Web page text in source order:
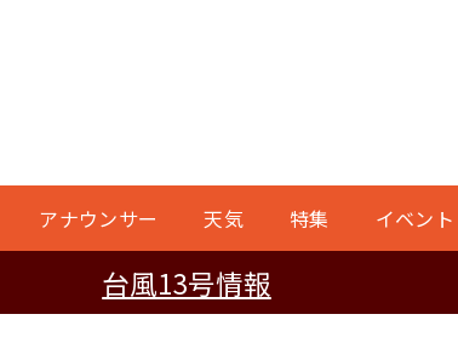
アナウンサー 天気 特集 イベント
台風13号情報